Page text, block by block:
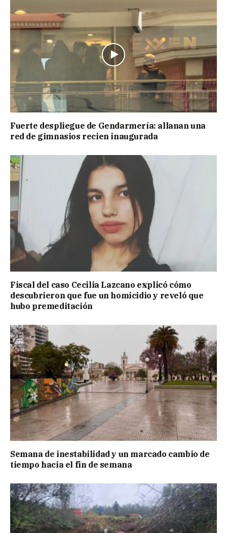
Fuerte despliegue de Gendarmería: allanan una
red de gimnasios recien inaugurada
Fiscal del caso Cecilia Lazcano explicó cómo
descubrieron que fue un homicidio y reveló que
hubo premeditación
Semana de inestabilidad y un marcado cambio de
tiempo hacia el fin de semana